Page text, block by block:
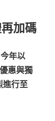
加碼
年以
惠與獨
進行至